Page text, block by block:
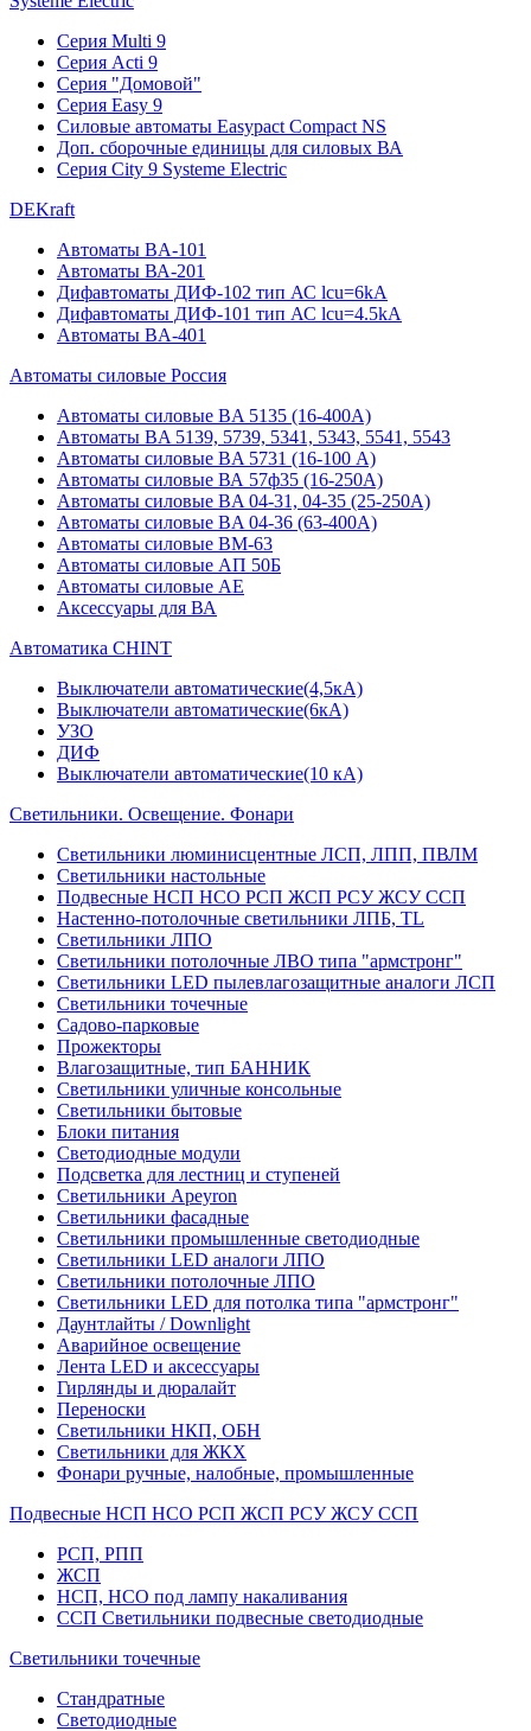
Серия Multi 9
Серия Acti 9
Серия "Домовой"
Серия Easy 9
Силовые автоматы Easypact Compact NS
Доп. сборочные единицы для силовых ВА
Серия City 9 Systeme Electric
DEKraft
Автоматы BA-101
Автоматы ВА-201
Дифавтоматы ДИФ-102 тип АС lcu=6kA
Дифавтоматы ДИФ-101 тип АС lcu=4.5kA
Автоматы BA-401
Автоматы силовые Россия
Автоматы силовые BA 5135 (16-400А)
Автоматы BA 5139, 5739, 5341, 5343, 5541, 5543
Автоматы силовые BA 5731 (16-100 А)
Автоматы силовые ВА 57ф35 (16-250А)
Автоматы силовые BA 04-31, 04-35 (25-250А)
Автоматы силовые BA 04-36 (63-400А)
Автоматы силовые ВМ-63
Автоматы силовые АП 50Б
Автоматы силовые АЕ
Аксессуары для ВА
Автоматика CHINT
Выключатели автоматические(4,5кА)
Выключатели автоматические(6кА)
УЗО
ДИФ
Выключатели автоматические(10 кА)
Светильники. Освещение. Фонари
Светильники люминисцентные ЛСП, ЛПП, ПВЛМ
Светильники настольные
Подвесные НСП НСО РСП ЖСП РСУ ЖСУ ССП
Настенно-потолочные светильники ЛПБ, TL
Светильники ЛПО
Светильники потолочные ЛВО типа "армстронг"
Светильники LED пылевлагозащитные аналоги ЛСП
Светильники точечные
Садово-парковые
Прожекторы
Влагозащитные, тип БАННИК
Светильники уличные консольные
Светильники бытовые
Блоки питания
Светодиодные модули
Подсветка для лестниц и ступеней
Светильники Apeyron
Светильники фасадные
Светильники промышленные светодиодные
Светильники LED аналоги ЛПО
Светильники потолочные ЛПО
Светильники LED для потолка типа "армстронг"
Даунтлайты / Downlight
Аварийное освещение
Лента LED и аксессуары
Гирлянды и дюралайт
Переноски
Светильники НКП, ОБН
Светильники для ЖКХ
Фонари ручные, налобные, промышленные
Подвесные НСП НСО РСП ЖСП РСУ ЖСУ ССП
РСП, РПП
ЖСП
НСП, НСО под лампу накаливания
ССП Светильники подвесные светодиодные
Светильники точечные
Стандратные
Светодиодные